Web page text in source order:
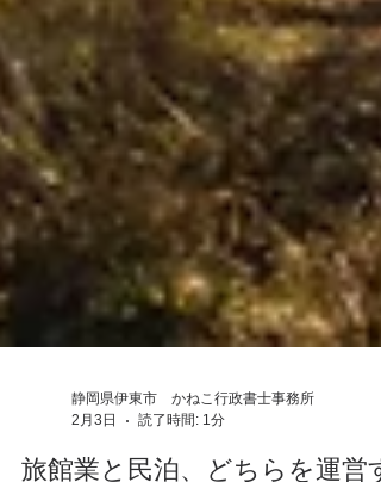
2月3日
読了時間: 1分